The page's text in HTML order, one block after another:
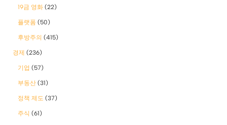
19금 영화 (22)
플랫폼 (50)
후방주의 (415)
경제 (236)
기업 (57)
부동산 (31)
정책 제도 (37)
주식 (61)